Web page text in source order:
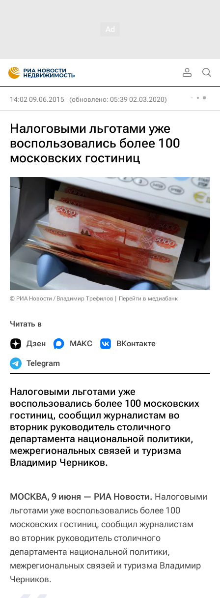
14:02 09.06.2015 (обновлено: 05:39 02.03.2020)
Налоговыми льготами уже
воспользовались более 100
московских гостиниц
© РИА Новости / Владимир Трефилов Перейти в медиабанк
Читать в
Дзен МАКС ВКонтакте
Telegram
Налоговыми льготами уже
воспользовались более 100 московских
гостиниц, сообщил журналистам во
вторник руководитель столичного
департамента национальной политики,
межрегиональных связей и туризма
Владимир Черников.
МОСКВА, 9 июня — РИА Новости. Налоговыми
льготами уже воспользовались более 100
московских гостиниц, сообщил журналистам
во вторник руководитель столичного
департамента национальной политики,
межрегиональных связей и туризма Владимир
Черников.